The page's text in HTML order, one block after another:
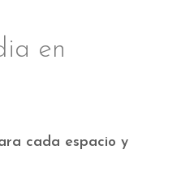
en
cada espacio y